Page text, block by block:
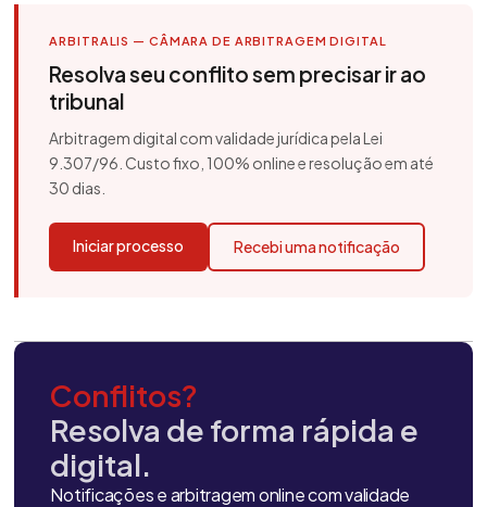
ARBITRALIS — CÂMARA DE ARBITRAGEM DIGITAL
Resolva seu conflito sem precisar ir ao
tribunal
Arbitragem digital com validade jurídica pela Lei
9.307/96. Custo fixo, 100% online e resolução em até
30 dias.
Iniciar processo Recebi uma notificação
Conflitos?
Resolva de forma rápida e
digital.
Notificações e arbitragem online com validade